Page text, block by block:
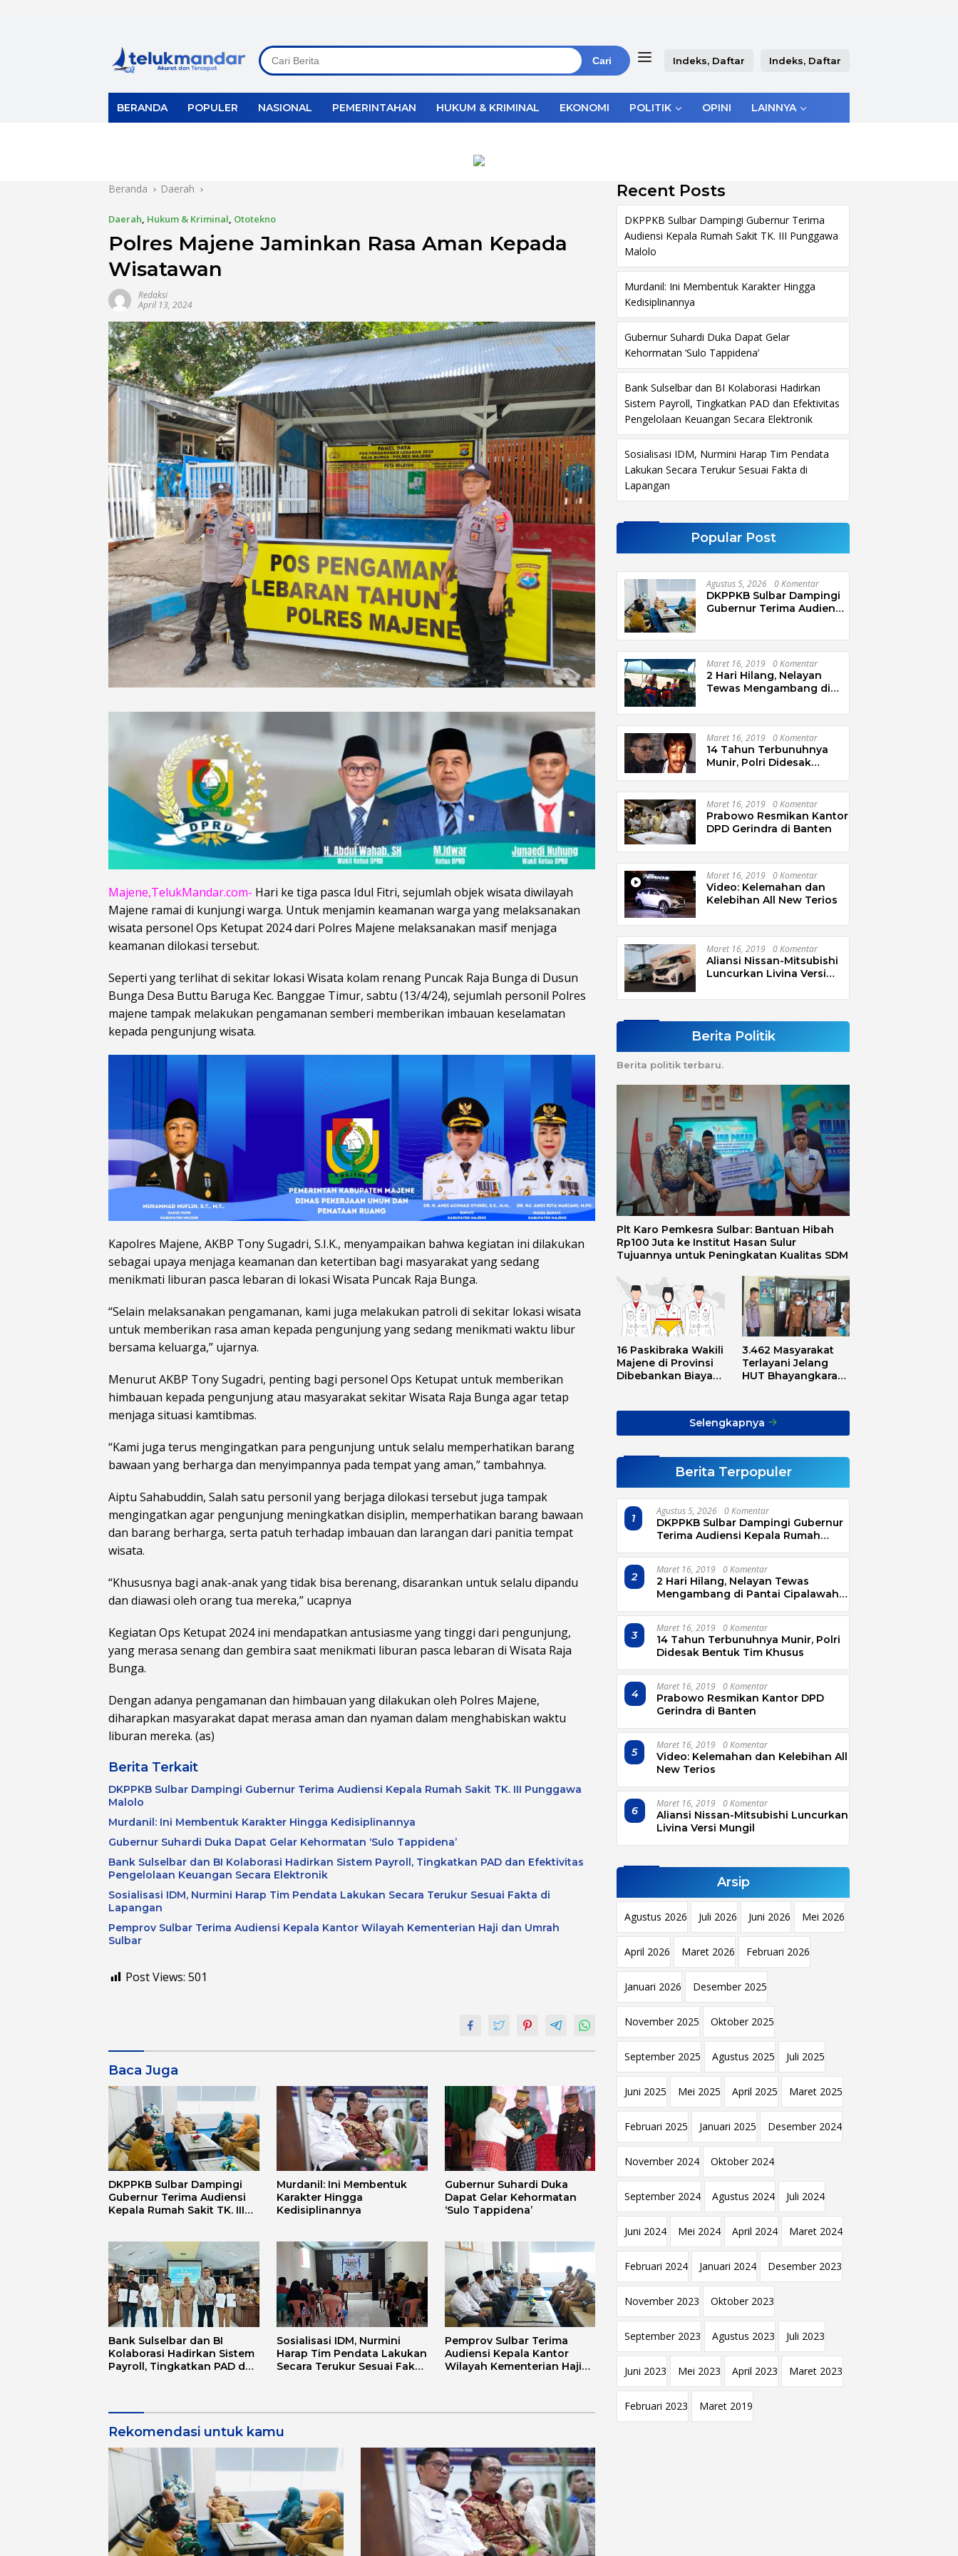
Cari Indeks, Daftar Indeks, Daftar
BERANDA POPULER NASIONAL PEMERINTAHAN HUKUM & KRIMINAL EKONOMI POLITIK OPINI LAINNYA
Beranda Daerah
Daerah, Hukum & Kriminal, Ototekno
Polres Majene Jaminkan Rasa Aman Kepada
Wisatawan
Redaksi
April 13, 2024
Majene,TelukMandar.com- Hari ke tiga pasca Idul Fitri, sejumlah objek wisata diwilayah
Majene ramai di kunjungi warga. Untuk menjamin keamanan warga yang melaksanakan
wisata personel Ops Ketupat 2024 dari Polres Majene melaksanakan masif menjaga
keamanan dilokasi tersebut.
Seperti yang terlihat di sekitar lokasi Wisata kolam renang Puncak Raja Bunga di Dusun
Bunga Desa Buttu Baruga Kec. Banggae Timur, sabtu (13/4/24), sejumlah personil Polres
majene tampak melakukan pengamanan semberi memberikan imbauan keselamatan
kepada pengunjung wisata.
Kapolres Majene, AKBP Tony Sugadri, S.I.K., menyampaikan bahwa kegiatan ini dilakukan
sebagai upaya menjaga keamanan dan ketertiban bagi masyarakat yang sedang
menikmati liburan pasca lebaran di lokasi Wisata Puncak Raja Bunga.
“Selain melaksanakan pengamanan, kami juga melakukan patroli di sekitar lokasi wisata
untuk memberikan rasa aman kepada pengunjung yang sedang menikmati waktu libur
bersama keluarga,” ujarnya.
Menurut AKBP Tony Sugadri, penting bagi personel Ops Ketupat untuk memberikan
himbauan kepada pengunjung atau masyarakat sekitar Wisata Raja Bunga agar tetap
menjaga situasi kamtibmas.
“Kami juga terus mengingatkan para pengunjung untuk selalu memperhatikan barang
bawaan yang berharga dan menyimpannya pada tempat yang aman,” tambahnya.
Aiptu Sahabuddin, Salah satu personil yang berjaga dilokasi tersebut juga tampak
mengingatkan agar pengunjung meningkatkan disiplin, memperhatikan barang bawaan
dan barang berharga, serta patuh terhadap imbauan dan larangan dari panitia tempat
wisata.
“Khususnya bagi anak-anak yang tidak bisa berenang, disarankan untuk selalu dipandu
dan diawasi oleh orang tua mereka,” ucapnya
Kegiatan Ops Ketupat 2024 ini mendapatkan antusiasme yang tinggi dari pengunjung,
yang merasa senang dan gembira saat menikmati liburan pasca lebaran di Wisata Raja
Bunga.
Dengan adanya pengamanan dan himbauan yang dilakukan oleh Polres Majene,
diharapkan masyarakat dapat merasa aman dan nyaman dalam menghabiskan waktu
liburan mereka. (as)
Berita Terkait
DKPPKB Sulbar Dampingi Gubernur Terima Audiensi Kepala Rumah Sakit TK. III Punggawa
Malolo
Murdanil: Ini Membentuk Karakter Hingga Kedisiplinannya
Gubernur Suhardi Duka Dapat Gelar Kehormatan ‘Sulo Tappidena’
Bank Sulselbar dan BI Kolaborasi Hadirkan Sistem Payroll, Tingkatkan PAD dan Efektivitas
Pengelolaan Keuangan Secara Elektronik
Sosialisasi IDM, Nurmini Harap Tim Pendata Lakukan Secara Terukur Sesuai Fakta di
Lapangan
Pemprov Sulbar Terima Audiensi Kepala Kantor Wilayah Kementerian Haji dan Umrah
Sulbar
Post Views: 501
Baca Juga
DKPPKB Sulbar Dampingi
Gubernur Terima Audiensi
Kepala Rumah Sakit TK. III
Murdanil: Ini Membentuk
Karakter Hingga
Kedisiplinannya
Gubernur Suhardi Duka
Dapat Gelar Kehormatan
‘Sulo Tappidena’
Bank Sulselbar dan BI
Kolaborasi Hadirkan Sistem
Payroll, Tingkatkan PAD dan
Sosialisasi IDM, Nurmini
Harap Tim Pendata Lakukan
Secara Terukur Sesuai Fakta
Pemprov Sulbar Terima
Audiensi Kepala Kantor
Wilayah Kementerian Haji
Rekomendasi untuk kamu
Recent Posts
DKPPKB Sulbar Dampingi Gubernur Terima
Audiensi Kepala Rumah Sakit TK. III Punggawa
Malolo
Murdanil: Ini Membentuk Karakter Hingga
Kedisiplinannya
Gubernur Suhardi Duka Dapat Gelar
Kehormatan ‘Sulo Tappidena’
Bank Sulselbar dan BI Kolaborasi Hadirkan
Sistem Payroll, Tingkatkan PAD dan Efektivitas
Pengelolaan Keuangan Secara Elektronik
Sosialisasi IDM, Nurmini Harap Tim Pendata
Lakukan Secara Terukur Sesuai Fakta di
Lapangan
Popular Post
Agustus 5, 2026 0 Komentar
DKPPKB Sulbar Dampingi
Gubernur Terima Audiensi
Maret 16, 2019 0 Komentar
2 Hari Hilang, Nelayan
Tewas Mengambang di
Maret 16, 2019 0 Komentar
14 Tahun Terbunuhnya
Munir, Polri Didesak
Maret 16, 2019 0 Komentar
Prabowo Resmikan Kantor
DPD Gerindra di Banten
Maret 16, 2019 0 Komentar
Video: Kelemahan dan
Kelebihan All New Terios
Maret 16, 2019 0 Komentar
Aliansi Nissan-Mitsubishi
Luncurkan Livina Versi
Berita Politik
Berita politik terbaru.
Plt Karo Pemkesra Sulbar: Bantuan Hibah
Rp100 Juta ke Institut Hasan Sulur
Tujuannya untuk Peningkatan Kualitas SDM
16 Paskibraka Wakili
Majene di Provinsi
Dibebankan Biaya
Semua
3.462 Masyarakat
Terlayani Jelang
HUT Bhayangkara
Selengkapnya
Berita Terpopuler
1
Agustus 5, 2026 0 Komentar
DKPPKB Sulbar Dampingi Gubernur
Terima Audiensi Kepala Rumah
2
Maret 16, 2019 0 Komentar
2 Hari Hilang, Nelayan Tewas
Mengambang di Pantai Cipalawah
3
Maret 16, 2019 0 Komentar
14 Tahun Terbunuhnya Munir, Polri
Didesak Bentuk Tim Khusus
4
Maret 16, 2019 0 Komentar
Prabowo Resmikan Kantor DPD
Gerindra di Banten
5
Maret 16, 2019 0 Komentar
Video: Kelemahan dan Kelebihan All
New Terios
6
Maret 16, 2019 0 Komentar
Aliansi Nissan-Mitsubishi Luncurkan
Livina Versi Mungil
Arsip
Agustus 2026 Juli 2026 Juni 2026 Mei 2026
April 2026 Maret 2026 Februari 2026
Januari 2026 Desember 2025
November 2025 Oktober 2025
September 2025 Agustus 2025 Juli 2025
Juni 2025 Mei 2025 April 2025 Maret 2025
Februari 2025 Januari 2025 Desember 2024
November 2024 Oktober 2024
September 2024 Agustus 2024 Juli 2024
Juni 2024 Mei 2024 April 2024 Maret 2024
Februari 2024 Januari 2024 Desember 2023
November 2023 Oktober 2023
September 2023 Agustus 2023 Juli 2023
Juni 2023 Mei 2023 April 2023 Maret 2023
Februari 2023 Maret 2019